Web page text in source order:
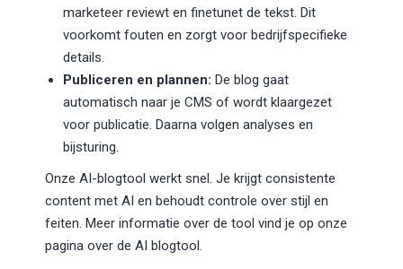
marketeer reviewt en finetunet de tekst. Dit
voorkomt fouten en zorgt voor bedrijfspecifieke
details.
Publiceren en plannen: De blog gaat
automatisch naar je CMS of wordt klaargezet
voor publicatie. Daarna volgen analyses en
bijsturing.
Onze AI-blogtool werkt snel. Je krijgt consistente
content met AI en behoudt controle over stijl en
feiten. Meer informatie over de tool vind je op onze
pagina over de AI blogtool.